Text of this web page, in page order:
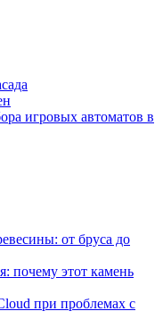
игровых автоматов в
от бруса до
почему этот камень
при проблемах с